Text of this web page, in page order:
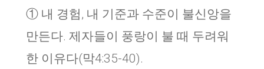
① 내 경험, 내 기준과 수준이 불신앙을
만든다. 제자들이 풍랑이 불 때 두려워
한 이유다(막4:35-40).